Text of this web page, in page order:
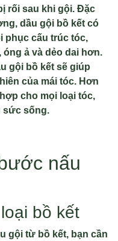
rối sau khi gội. Đặc
dầu gội bồ kết có
phục cấu trúc tóc,
ả và dẻo dai hơn.
gội bồ kết sẽ giúp
của mái tóc. Hơn
cho mọi loại tóc,
sức sống.
nấu
bồ kết
gội từ bồ kết, bạn cần